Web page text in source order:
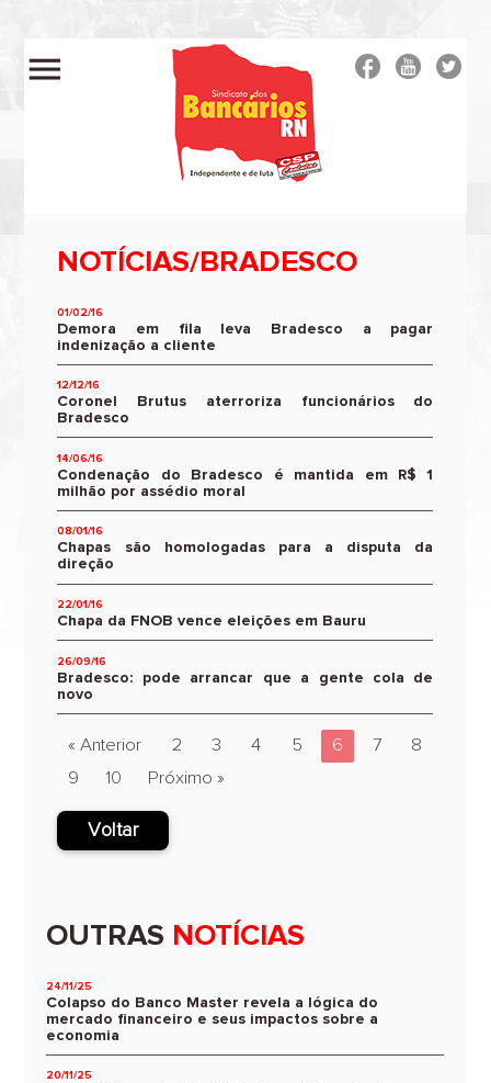
menu
NOTÍCIAS/BRADESCO
01/02/16
Demora em fila leva Bradesco a pagar
indenização a cliente
12/12/16
Coronel Brutus aterroriza funcionários do
Bradesco
14/06/16
Condenação do Bradesco é mantida em R$ 1
milhão por assédio moral
08/01/16
Chapas são homologadas para a disputa da
direção
22/01/16
Chapa da FNOB vence eleições em Bauru
26/09/16
Bradesco: pode arrancar que a gente cola de
novo
« Anterior 2 3 4 5 6 7
8
9
10 Próximo »
Voltar
OUTRAS NOTÍCIAS
24/11/25
Colapso do Banco Master revela a lógica do
mercado financeiro e seus impactos sobre a
economia
20/11/25